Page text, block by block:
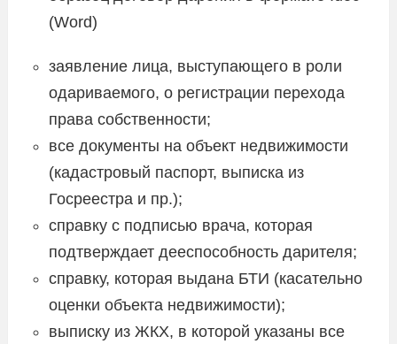
(Word)
заявление лица, выступающего в роли
одариваемого, о регистрации перехода
права собственности;
все документы на объект недвижимости
(кадастровый паспорт, выписка из
Госреестра и пр.);
справку с подписью врача, которая
подтверждает дееспособность дарителя;
справку, которая выдана БТИ (касательно
оценки объекта недвижимости);
выписку из ЖКХ, в которой указаны все